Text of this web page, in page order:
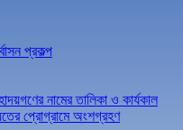
প্রকল্প
নামের তালিকা ও কার্যকাল
প্রোগ্রামে অংশগ্রহণ